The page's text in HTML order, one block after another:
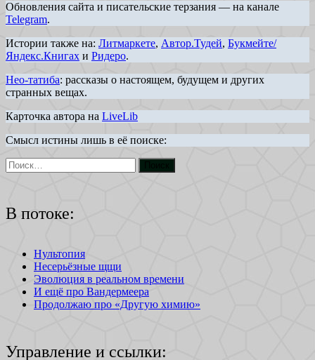
Обновления сайта и писательские терзания — на канале
Telegram.
Истории также на: Литмаркете, Автор.Тудей, Букмейте/
Яндекс.Книгах и Ридеро.
Нео-татиба: рассказы о настоящем, будущем и других
странных вещах.
Карточка автора на LiveLib
Смысл истины лишь в её поиске:
В потоке:
Нультопия
Несерьёзные щщи
Эволюция в реальном времени
И ещё про Вандермеера
Продолжаю про «Другую химию»
Управление и ссылки: